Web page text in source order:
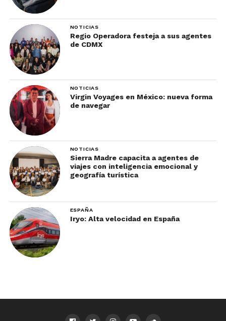
NOTICIAS
Regio Operadora festeja a sus agentes
de CDMX
NOTICIAS
Virgin Voyages en México: nueva forma
de navegar
NOTICIAS
Sierra Madre capacita a agentes de
viajes con inteligencia emocional y
geografía turística
ESPAÑA
Iryo: Alta velocidad en España